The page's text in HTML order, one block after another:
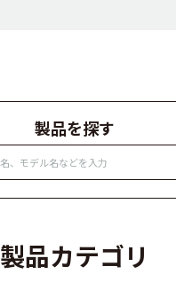
製品を探す
製品カテゴリ